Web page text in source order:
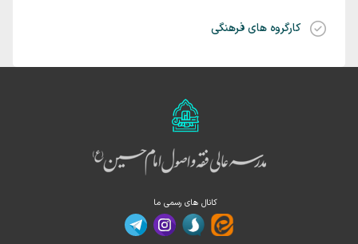
کارگروه های فرهنگی
کانال های رسمی ما